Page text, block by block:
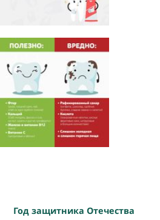
Год защитника Отечества